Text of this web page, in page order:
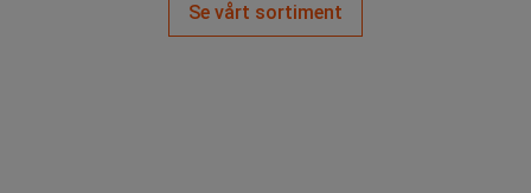
Se vårt sortiment